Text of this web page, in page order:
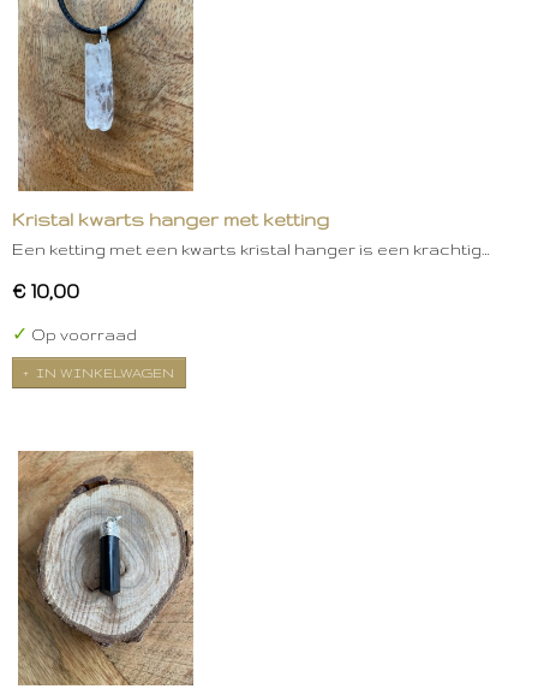
Kristal kwarts hanger met ketting
Een ketting met een kwarts kristal hanger is een krachtig…
€ 10,00
✓ Op voorraad
IN WINKELWAGEN